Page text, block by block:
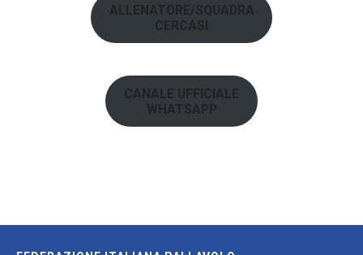
ALLENATORE/SQUADRA
CERCASI
CANALE UFFICIALE
WHATSAPP